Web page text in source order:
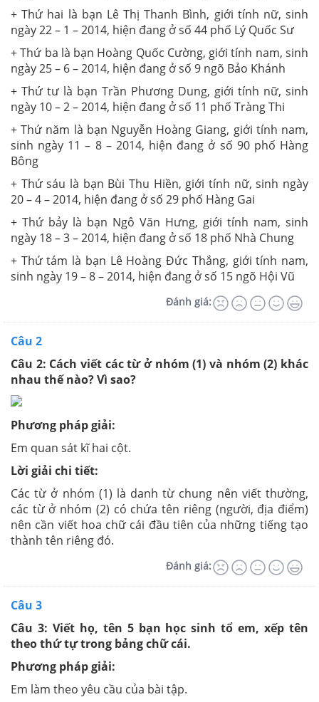
+ Thứ hai là bạn Lê Thị Thanh Bình, giới tính nữ, sinh
ngày 22 – 1 – 2014, hiện đang ở số 44 phố Lý Quốc Sư
+ Thứ ba là bạn Hoàng Quốc Cường, giới tính nam, sinh
ngày 25 – 6 – 2014, hiện đang ở số 9 ngõ Bảo Khánh
+ Thứ tư là bạn Trần Phương Dung, giới tính nữ, sinh
ngày 10 – 2 – 2014, hiện đang ở số 11 phố Tràng Thi
+ Thứ năm là bạn Nguyễn Hoàng Giang, giới tính nam,
sinh ngày 11 – 8 – 2014, hiện đang ở số 90 phố Hàng
Bông
+ Thứ sáu là bạn Bùi Thu Hiền, giới tính nữ, sinh ngày
20 – 4 – 2014, hiện đang ở số 29 phố Hàng Gai
+ Thứ bảy là bạn Ngô Văn Hưng, giới tính nam, sinh
ngày 18 – 3 – 2014, hiện đang ở số 18 phố Nhà Chung
+ Thứ tám là bạn Lê Hoàng Đức Thắng, giới tính nam,
sinh ngày 19 – 8 – 2014, hiện đang ở số 15 ngõ Hội Vũ
Đánh giá:
Câu 2
Câu 2: Cách viết các từ ở nhóm (1) và nhóm (2) khác
nhau thế nào? Vì sao?
Phương pháp giải:
Em quan sát kĩ hai cột.
Lời giải chi tiết:
Các từ ở nhóm (1) là danh từ chung nên viết thường,
các từ ở nhóm (2) có chứa tên riêng (người, địa điểm)
nên cần viết hoa chữ cái đầu tiên của những tiếng tạo
thành tên riêng đó.
Đánh giá:
Câu 3
Câu 3: Viết họ, tên 5 bạn học sinh tổ em, xếp tên
theo thứ tự trong bảng chữ cái.
Phương pháp giải:
Em làm theo yêu cầu của bài tập.